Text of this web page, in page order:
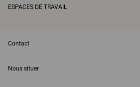
ESPACES DE TRAVAIL
Contact
Nous situer